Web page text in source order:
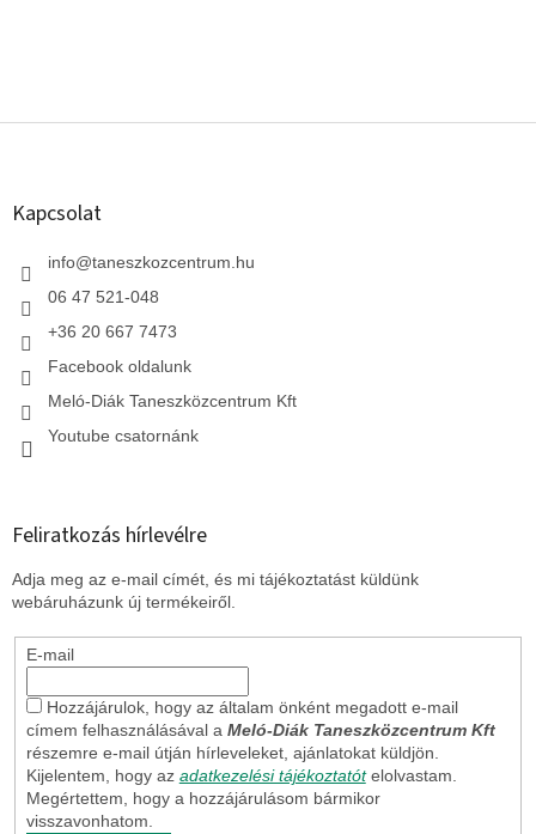
L
Kapcsolat
info@taneszkozcentrum.hu
06 47 521-048
+36 20 667 7473
Facebook oldalunk
Meló-Diák Taneszközcentrum Kft
Youtube csatornánk
Feliratkozás hírlevélre
Adja meg az e-mail címét, és mi tájékoztatást küldünk
webáruházunk új termékeiről.
E-mail
Hozzájárulok, hogy az általam önként megadott e-mail
címem felhasználásával a Meló-Diák Taneszközcentrum Kft
részemre e-mail útján hírleveleket, ajánlatokat küldjön.
Kijelentem, hogy az adatkezelési tájékoztatót elolvastam.
Megértettem, hogy a hozzájárulásom bármikor
visszavonhatom.